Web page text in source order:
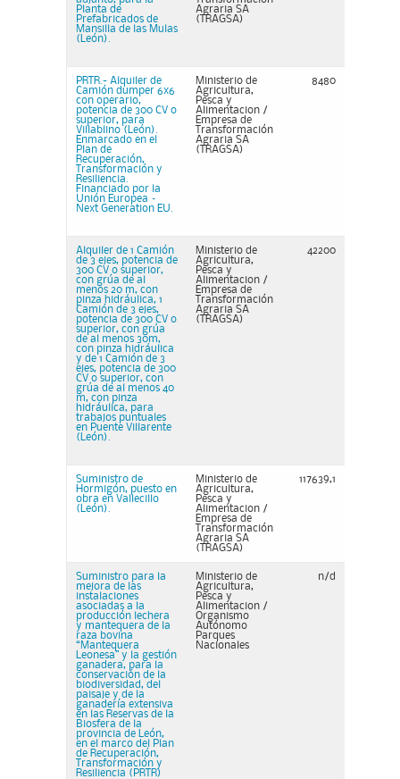
Planta de
Prefabricados de
Mansilla de las Mulas
(León).
Agraria SA
(TRAGSA)
PRTR.- Alquiler de
Camión dumper 6x6
con operario,
potencia de 300 CV o
superior, para
Villablino (León).
Enmarcado en el
Plan de
Recuperación,
Transformación y
Resiliencia.
Financiado por la
Unión Europea –
Next Generation EU.
Ministerio de
Agricultura,
Pesca y
Alimentacion /
Empresa de
Transformación
Agraria SA
(TRAGSA)
8480
Alquiler de 1 Camión
de 3 ejes, potencia de
300 CV o superior,
con grúa de al
menos 20 m, con
pinza hidráulica, 1
Camión de 3 ejes,
potencia de 300 CV o
superior, con grúa
de al menos 30m,
con pinza hidráulica
y de 1 Camión de 3
ejes, potencia de 300
CV o superior, con
grúa de al menos 40
m, con pinza
hidráulica, para
trabajos puntuales
en Puente Villarente
(León).
Ministerio de
Agricultura,
Pesca y
Alimentacion /
Empresa de
Transformación
Agraria SA
(TRAGSA)
42200
Suministro de
Hormigón, puesto en
obra en Vallecillo
(León).
Ministerio de
Agricultura,
Pesca y
Alimentacion /
Empresa de
Transformación
Agraria SA
(TRAGSA)
117639,1
Suministro para la
mejora de las
instalaciones
asociadas a la
producción lechera
y mantequera de la
raza bovina
“Mantequera
Leonesa” y la gestión
ganadera, para la
conservación de la
biodiversidad, del
paisaje y de la
ganadería extensiva
en las Reservas de la
Biosfera de la
provincia de León,
en el marco del Plan
de Recuperación,
Transformación y
Resiliencia (PRTR)
Ministerio de
Agricultura,
Pesca y
Alimentacion /
Organismo
Autónomo
Parques
Nacionales
n/d